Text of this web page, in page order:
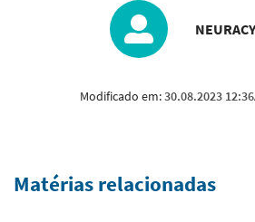
Modificado em:30.08.2023 12:36
Matérias relacionadas